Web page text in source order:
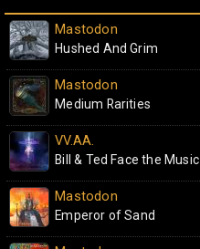
Mastodon
Hushed And Grim
Mastodon
Medium Rarities
VV.AA.
Bill & Ted Face the Music
Mastodon
Emperor of Sand